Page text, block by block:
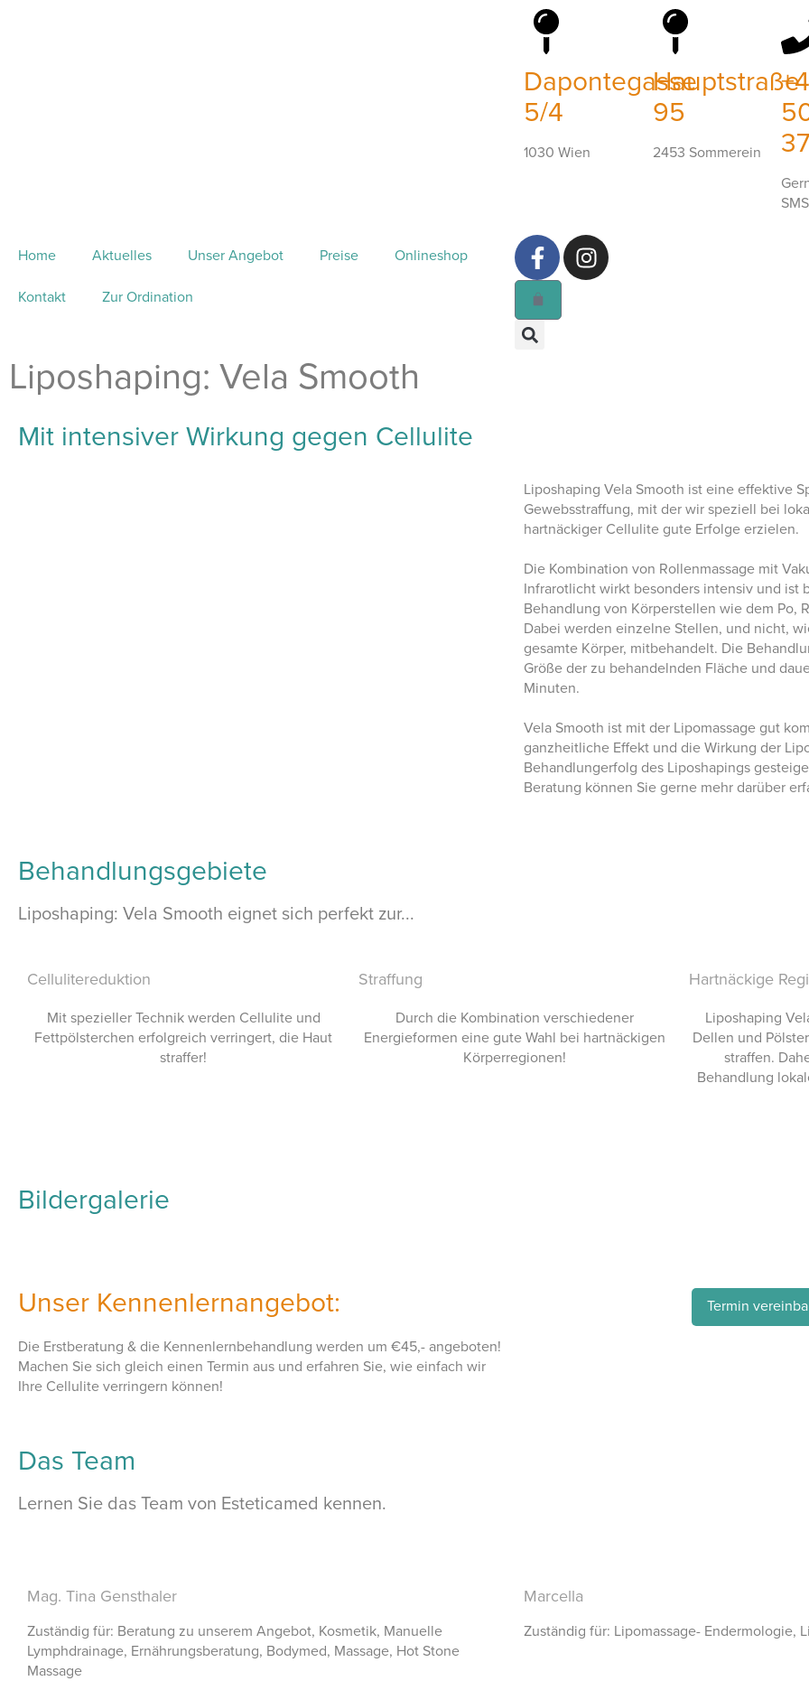
Dapontegasse
5/4
1030 Wien
Hauptstraße
95
2453 Sommerein
37
SMS
Home Aktuelles Unser Angebot Preise Onlineshop
Kontakt Zur Ordination
Liposhaping: Vela Smooth
Mit intensiver Wirkung gegen Cellulite
Liposhaping Vela Smooth ist eine effektive
Gewebsstraffung, mit der wir speziell bei
hartnäckiger Cellulite gute Erfolge erzielen.
Die Kombination von Rollenmassage mit
Infrarotlicht wirkt besonders intensiv und ist
Behandlung von Körperstellen wie dem Po,
Dabei werden einzelne Stellen, und nicht,
gesamte Körper, mitbehandelt. Die
Größe der zu behandelnden Fläche und
Minuten.
Vela Smooth ist mit der Lipomassage gut
ganzheitliche Effekt und die Wirkung der
Behandlungerfolg des Liposhapings
Beratung können Sie gerne mehr darüber
Behandlungsgebiete
Liposhaping: Vela Smooth eignet sich perfekt zur...
Cellulitereduktion
Mit spezieller Technik werden Cellulite und
Fettpölsterchen erfolgreich verringert, die Haut
straffer!
Straffung
Durch die Kombination verschiedener
Energieformen eine gute Wahl bei hartnäckigen
Körperregionen!
Hartnäckige
Liposhaping
Dellen und
straffen.
Behandlung
Bildergalerie
Unser Kennenlernangebot:
Die Erstberatung & die Kennenlernbehandlung werden um €45,- angeboten!
Machen Sie sich gleich einen Termin aus und erfahren Sie, wie einfach wir
Ihre Cellulite verringern können!
Termin
Das Team
Lernen Sie das Team von Esteticamed kennen.
Mag. Tina Gensthaler
Zuständig für: Beratung zu unserem Angebot, Kosmetik, Manuelle
Lymphdrainage, Ernährungsberatung, Bodymed, Massage, Hot Stone
Massage
Marcella
Zuständig für: Lipomassage- Endermologie,